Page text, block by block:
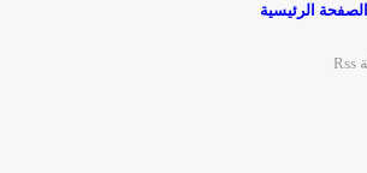
الصفحة الرئيسية